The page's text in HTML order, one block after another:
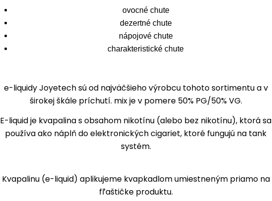
ovocné chute
dezertné chute
nápojové chute
charakteristické chute
e-liquidy Joyetech sú od najväčšieho výrobcu tohoto sortimentu a v
širokej škále príchutí. mix je v pomere 50% PG/50% VG.
E-liquidje kvapalina s obsahom nikotínu (alebo bez nikotínu), ktorá sa
používa ako náplň do elektronických cigariet, ktoré fungujú na tank
systém.
Kvapalinu (e-liquid) aplikujeme kvapkadlom umiestneným priamo na
fľaštičke produktu.